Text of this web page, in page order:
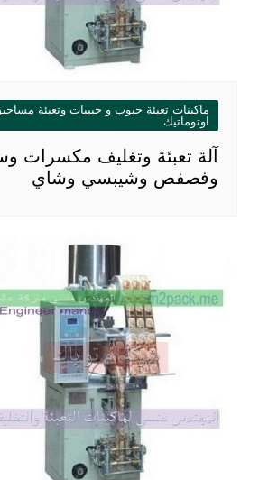
ماكينات تعبئة حبوب و حبيبات وتعبئة
اوتوماتيك
آلة تعبئة وتغليف مكسرات
وفصفص وشيبسي وشاي